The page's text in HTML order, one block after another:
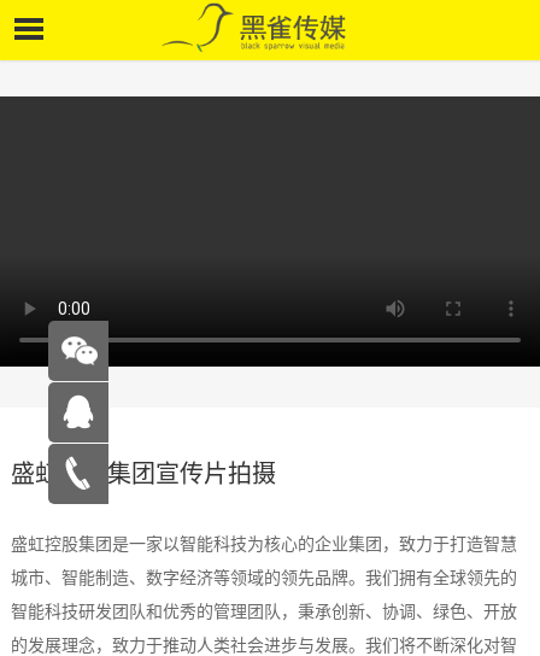
盛虹控股集团宣传片拍摄
盛虹控股集团是一家以智能科技为核心的企业集团，致力于打造智慧
城市、智能制造、数字经济等领域的领先品牌。我们拥有全球领先的
智能科技研发团队和优秀的管理团队，秉承创新、协调、绿色、开放
的发展理念，致力于推动人类社会进步与发展。我们将不断深化对智
在线咨
询
15262683263